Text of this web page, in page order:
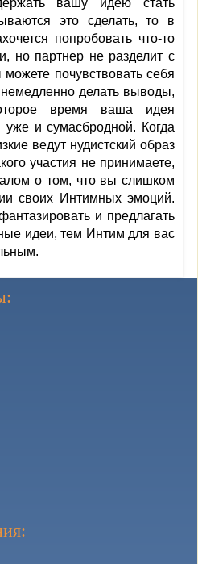
вашу идею стать
это сделать, то в
попробовать что-то
но партнер не разделит с
почувствовать себя
делать выводы,
время ваша идея
уже и сумасбродной. Когда
ведут нудистский образ
участия не принимаете,
о том, что вы слишком
своих Интимных эмоций.
и предлагать
идеи, тем Интим для вас